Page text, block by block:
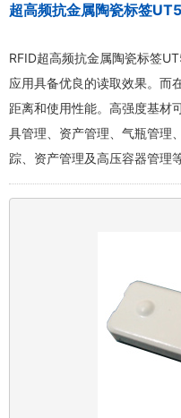
超高频抗金属陶瓷标签
RFID超高频抗金属陶瓷标签
应用具备优良的读取效果。而
距离和使用性能。高强度基材
具管理、资产管理、气瓶管理
踪、资产管理及高压容器管理等